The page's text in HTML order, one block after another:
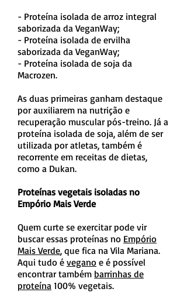
- Proteína isolada de arroz integral
saborizada da VeganWay;
- Proteína isolada de ervilha
saborizada da VeganWay;
- Proteína isolada de soja da
Macrozen.
As duas primeiras ganham destaque
por auxiliarem na nutrição e
recuperação muscular pós-treino. Já a
proteína isolada de soja, além de ser
utilizada por atletas, também é
recorrente em receitas de dietas,
como a Dukan.
Proteínas vegetais isoladas no
Empório Mais Verde
Quem curte se exercitar pode vir
buscar essas proteínas no Empório
Mais Verde, que fica na Vila Mariana.
Aqui tudo é vegano e é possível
encontrar também barrinhas de
proteína 100% vegetais.